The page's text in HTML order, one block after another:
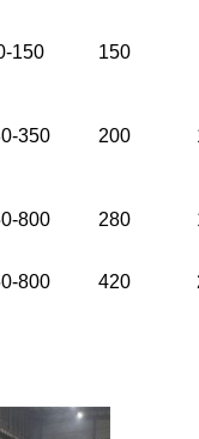
150 150
350 200
800 280
800 420